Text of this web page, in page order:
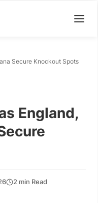
Secure Knockout Spots
England,
2 min Read